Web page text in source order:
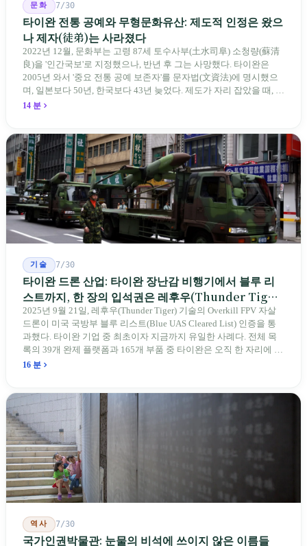
문화 7/30
타이완 전통 공예와 무형문화유산: 제도적 인정은 왔으
나 제자(徒弟)는 사라졌다
2022년 12월, 문화부는 고령 87세 토수사부(土水司阜) 소청량(蘇清
良)을 '인간국보'로 지정했으나, 반년 후 그는 사망했다. 타이완은
2005년 와서 '중요 전통 공예 보존자'를 문자법(文資法)에 명시했으
며, 일본보다 50년, 한국보다 43년 늦었다. 제도가 자리 잡았을 때, 제
자 제도는 이미 1970-80년대 산업화 과정에서 붕괴되었다. 600여 명
14 분
기술 7/30
타이완 드론 산업: 타이완 장난감 비행기에서 블루 리
스트까지, 한 장의 입석권은 레후우(Thunder Tiger)
에게
2025년 9월 21일, 레후우(Thunder Tiger) 기술의 Overkill FPV 자살
드론이 미국 국방부 블루 리스트(Blue UAS Cleared List) 인증을 통
과했다. 타이완 기업 중 최초이자 지금까지 유일한 사례다. 전체 목
록의 39개 완제 플랫폼과 165개 부품 중 타이완은 오직 한 자리에 불
과하다. 2026년 4월, 미국 양당 소속 상원의원 4명이 《타이완을 위
를 드러낸다: 타이완의 진입이 너무 느려 미국 스스로가 입법을 통해
장벽을 낮춰야 한다는 점이다. 타이완에서 46년간 원격 조종 장난감
비행기를 만들어 온 한 회사가 오하이오주에 두 번째 공장을 건설할
계획을 세우고 있다.
16 분
역사 7/30
국가인권박물관: 눈물의 비석에 쓰이지 않은 이름들